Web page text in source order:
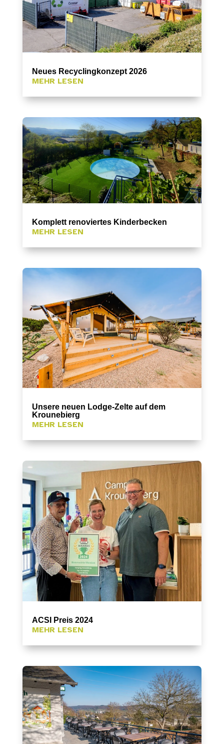
Neues Recyclingkonzept 2026
MEHR LESEN
Komplett renoviertes Kinderbecken
MEHR LESEN
Unsere neuen Lodge-Zelte auf dem
Krounebierg
MEHR LESEN
ACSI Preis 2024
MEHR LESEN